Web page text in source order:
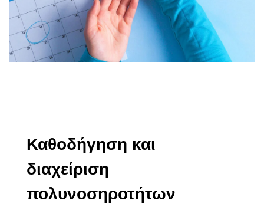
Καθοδήγηση και
διαχείριση
πολυνοσηροτήτων